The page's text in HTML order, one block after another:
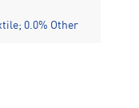
0.0% Other